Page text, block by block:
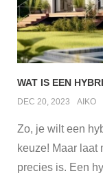
WAT IS EEN
DEC 20, 2023 AIKO
Zo, je wilt een
keuze! Maar laat
precies is. Een